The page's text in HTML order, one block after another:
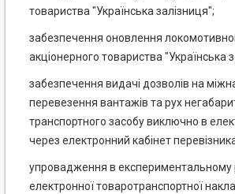
товариства "Українська залізниця";
забезпечення оновлення
акціонерного товариства "Українська
забезпечення видачі дозволів на
перевезення вантажів та рух
транспортного засобу виключно в
через електронний кабінет
упровадження в експериментальному
електронної товаротранспортної